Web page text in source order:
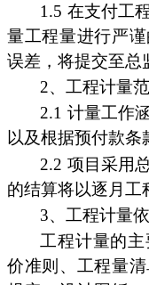
1.5 在支付工
量工程量进行严
误差，将提交至总
2、工程计量
2.1 计量工作
以及根据预付款条
2.2 项目采用
的结算将以逐月工
3、工程计量
工程计量的
价准则、工程量